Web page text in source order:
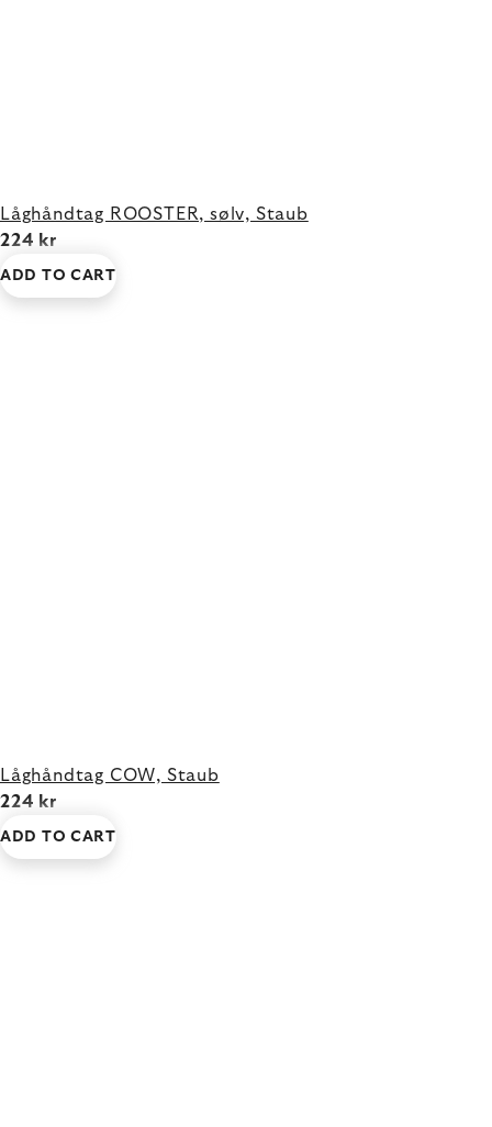
Låghåndtag ROOSTER, sølv, Staub
224 kr
ADD TO CART
Låghåndtag COW, Staub
224 kr
ADD TO CART